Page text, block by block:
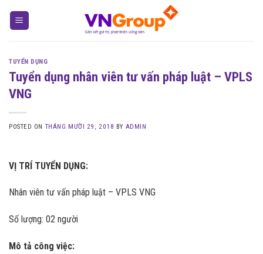
TUYỂN DỤNG
Tuyển dụng nhân viên tư vấn pháp luật – VPLS
VNG
POSTED ON THÁNG MƯỜI 29, 2018 BY ADMIN
VỊ TRÍ TUYỂN DỤNG:
Nhân viên tư vấn pháp luật – VPLS VNG
Số lượng: 02 người
Mô tả công việc: